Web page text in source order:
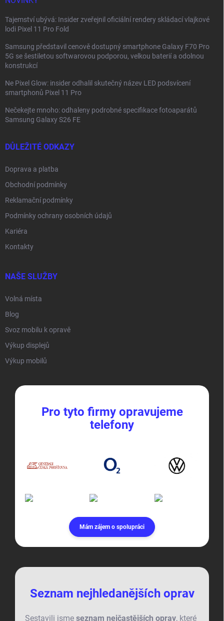
Tajemství ubývá: Insider zveřejnil oficiální rendery skládací vlajkové
lodi Pixel 11 Pro Fold
Samsung představil cenově dostupný smartphone Galaxy F70 Pro
5G se šestiletou softwarovou podporou, velkou baterií a odolnou
konstrukcí
Ne Pixel Glow: insider odhalil skutečný název LED podsvícení
smartphonů Pixel 11 Pro
Nečekejte mnoho: odhaleny podrobné specifikace fotoaparátů
Samsung Galaxy S26 FE
DŮLEŽITÉ ODKAZY
Doprava a platba
Obchodní podmínky
Reklamační podmínky
Podmínky ochrany osobních údajů
Kariéra
Kontakty
NAŠE SLUŽBY
Volná místa
Blog
Svoz mobilu k opravě
Výkup displejů
Výkup mobilů
Pro tyto firmy opravujeme
telefony
Mám zájem o spolupráci
Seznam nejhledanějších oprav
Sestavili jsme seznam nejčastějších oprav, které